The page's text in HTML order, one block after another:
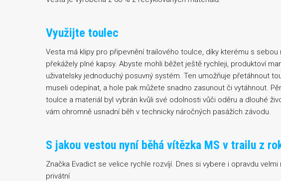
Využijte toulec
Vesta má klipy pro připevnění trailového toulce, díky kterému s sebou
překážely plné kapsy. Abyste mohli běžet ještě rychleji, produktoví
uživatelsky jednoduchý posuvný systém. Ten umožňuje přetáhnout
museli odepínat, a hole pak můžete snadno zasunout či vytáhnout.
toulce a materiál byl vybrán kvůli své odolnosti vůči oděru a dlouhé
vám ohromně usnadní běh v technicky náročných pasážích závodu.
S jakou vestou nyní běhá vítězka MS v trailu z
Značka Evadict se velice rychle rozvíjí. Dnes si vybere i opravdu
privátní